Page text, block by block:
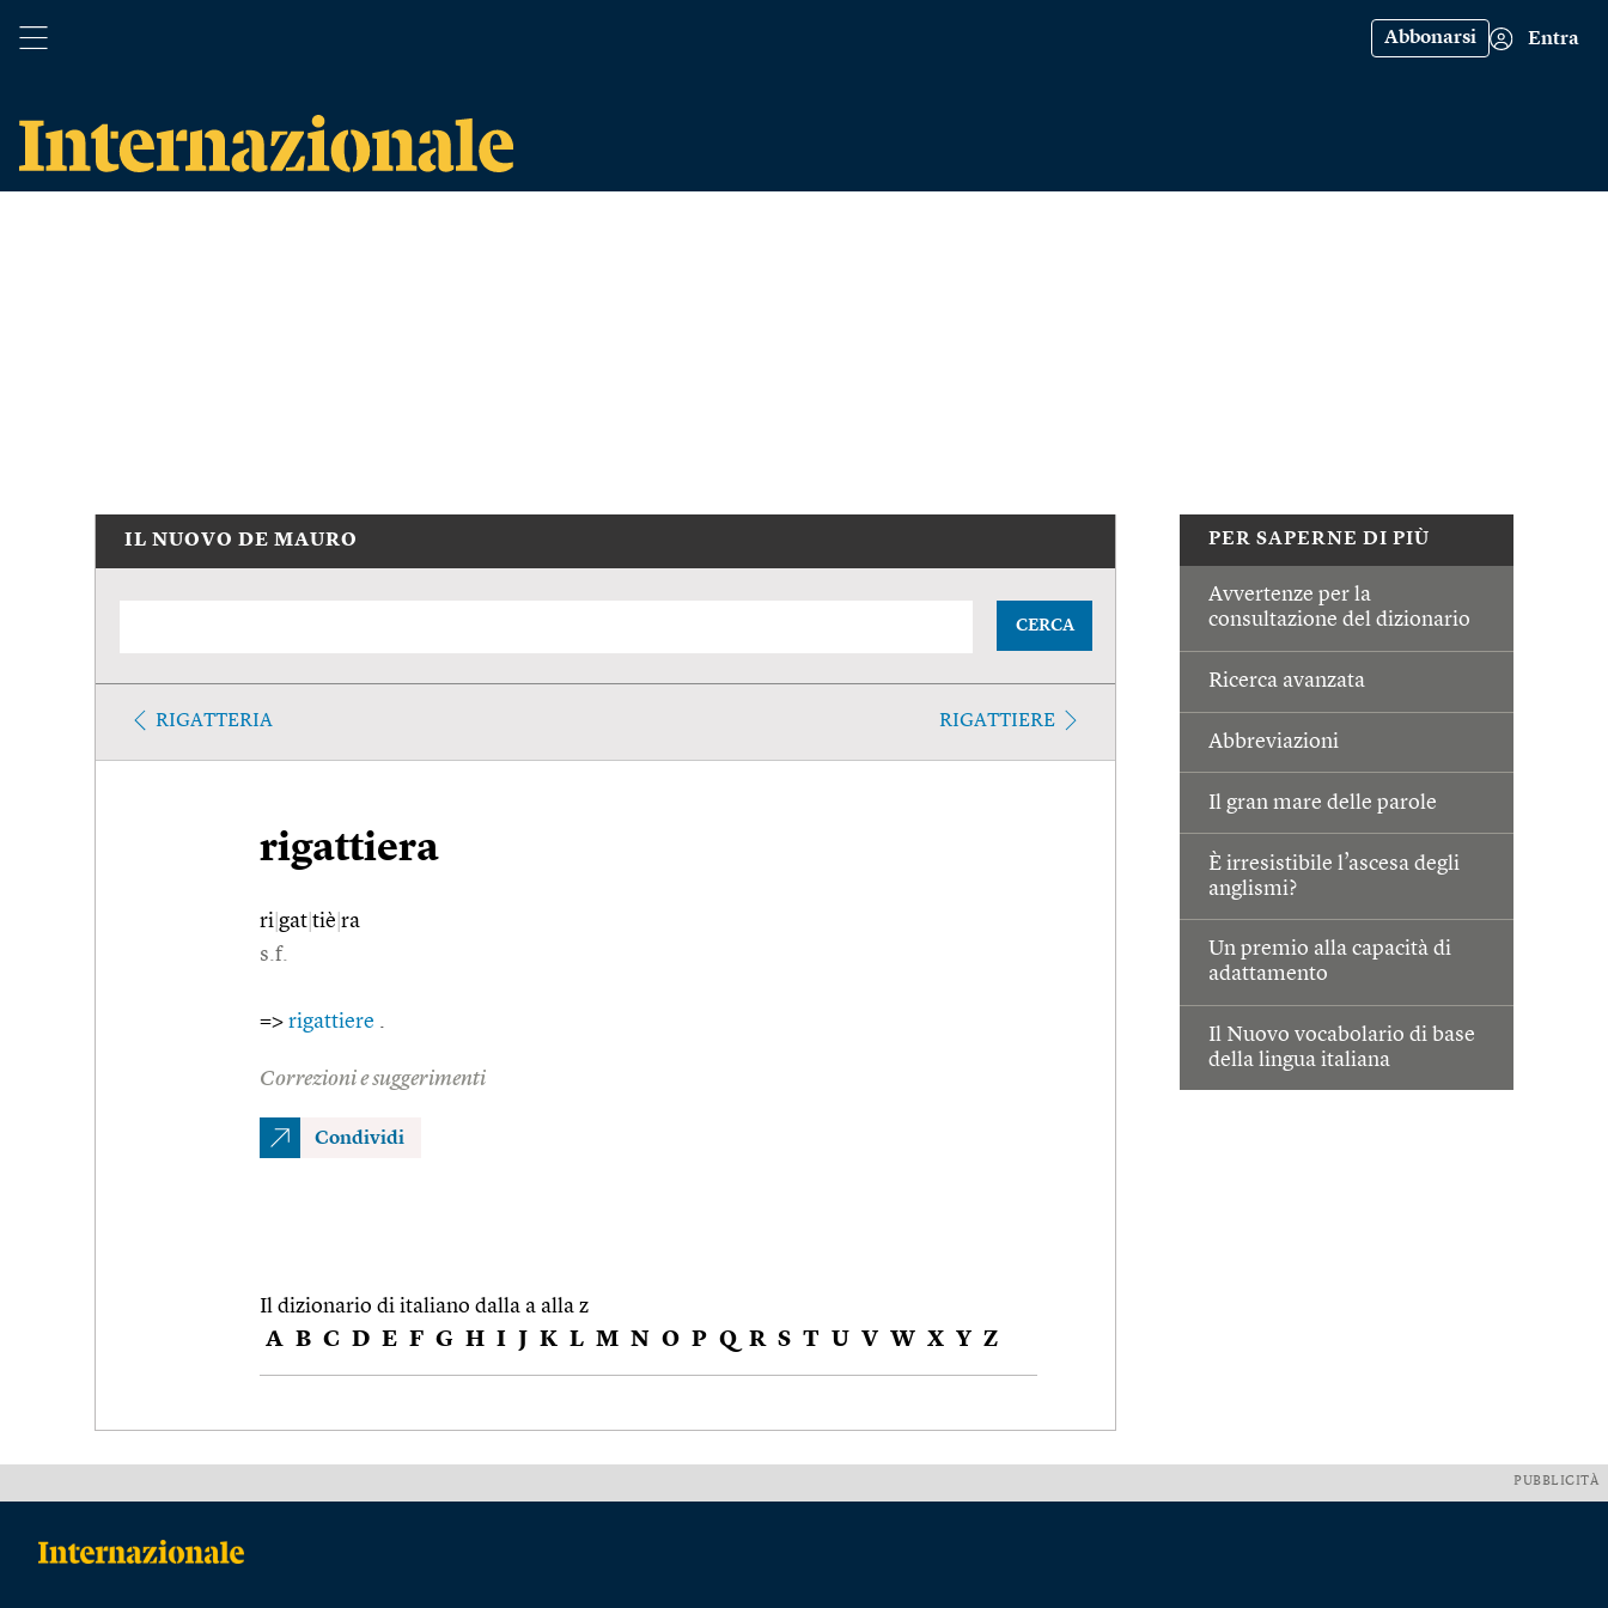
Abbonarsi Entra
PER SAPERNE DI PIÙ
Avvertenze per la
consultazione del dizionario
Ricerca avanzata
Abbreviazioni
Il gran mare delle parole
È irresistibile l’ascesa degli
anglismi?
Un premio alla capacità di
adattamento
Il Nuovo vocabolario di base
della lingua italiana
IL NUOVO DE MAURO
CERCA
RIGATTERIA RIGATTIERE
rigattiera
ri gat tiè ra
s.f.
=> rigattiere .
Correzioni e suggerimenti
Condividi
Il dizionario di italiano dalla a alla z
A B C D E F G H I J K L M N O P Q R S T U V W X Y Z
PUBBLICITÀ